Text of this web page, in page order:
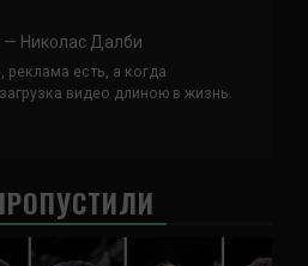
— Николас Далби
реклама есть, а когда
видео длиною в жизнь.